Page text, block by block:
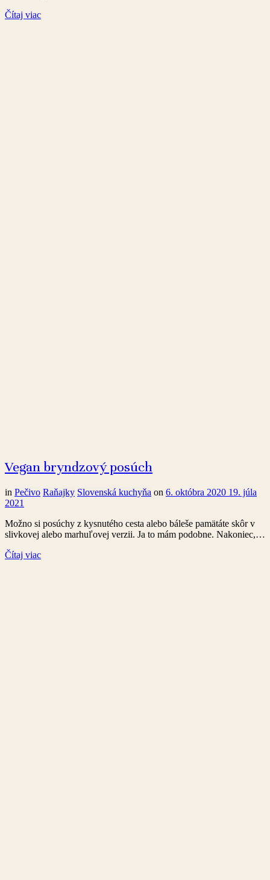
Čítaj viac
Vegan bryndzový posúch
in Pečivo Raňajky Slovenská kuchyňa on 6. októbra 2020 19. júla
2021
Možno si posúchy z kysnutého cesta alebo báleše pamätáte skôr v
slivkovej alebo marhuľovej verzii. Ja to mám podobne. Nakoniec,…
Čítaj viac